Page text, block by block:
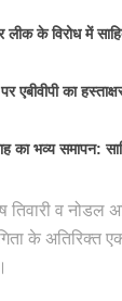
के विरोध में
का
का भव्य
व नोडल
के